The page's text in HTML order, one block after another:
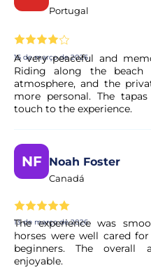
Posso cancelar a
planos mudarem?
Sim. A maioria das
cancelamento gratuito
condições exatas são
página da experiência antes
A minha
imediatamente?
parceiro procede a uma
disponibilidade da
recebe a confirmação no
Portugal
16 de março de 2026
A very peaceful and
Riding along the beach
atmosphere, and the
more personal. The
touch to the experience.
NF Noah Foster
Canadá
13 de março de 2026
The experience was
horses were well cared
beginners. The overall
enjoyable.